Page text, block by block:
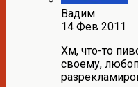
Вадим
14 Фев 2011
Хм, что-то
своему,